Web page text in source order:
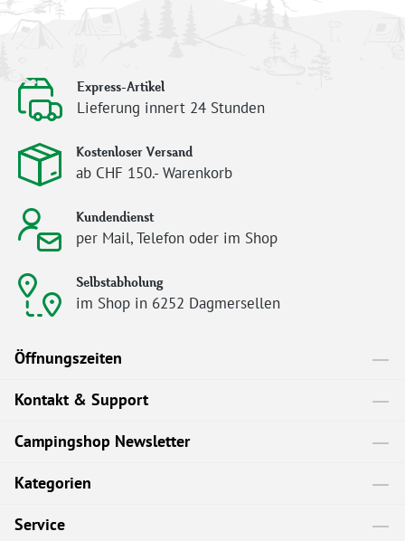
Express-Artikel
Lieferung innert 24 Stunden
Kostenloser Versand
ab CHF 150.- Warenkorb
Kundendienst
per Mail, Telefon oder im Shop
Selbstabholung
im Shop in 6252 Dagmersellen
Öffnungszeiten
Kontakt & Support
Campingshop Newsletter
Kategorien
Service